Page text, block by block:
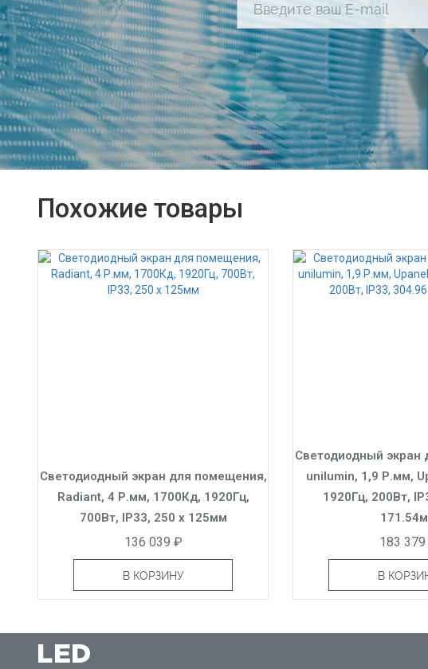
Похожие товары
Светодиодный экран для помещения,
Radiant, 4 Р.мм, 1700Кд, 1920Гц,
700Вт, IP33, 250 x 125мм
136 039 ₽
В КОРЗИНУ
Светодиодный экран
unilumin, 1,9 Р.мм,
1920Гц, 200Вт,
183
В